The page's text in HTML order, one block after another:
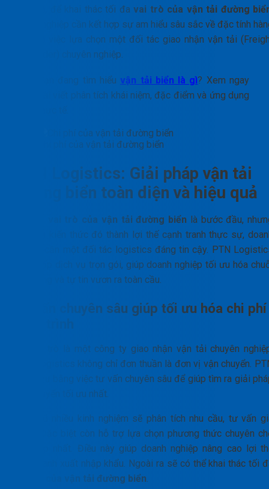
Tóm lại, để khai thác tối đavai trò của vận tải đường
doanh nghiệp cần kết hợp sự am hiểu sâu sắc về đặc tính
hóa với việc lựa chọn một đối tác giao nhận vận tải
Forwarder) chuyên nghiệp.
Bạn đang tìm hiểu vận tải biển là gì? Xem ngay
bài viết phân tích khái niệm, đặc điểm và ứng dụng
Chi phí của vận tải đường biển
PTN Logistics: Giải pháp vận tải
đường biển toàn diện và hiệu quả
vai trò của vận tải đường biển là bước đầu,
để biến kiến thức đó thành lợi thế cạnh tranh thực sự,
nghiệp cần một đối tác logistics đáng tin cậy. PTN
cung cấp dịch vụ trọn gói, giúp doanh nghiệp tối ưu hóa
cung ứng và tự tin vươn ra toàn cầu.
Tư vấn chuyên sâu giúp tối ưu hóa chi phí
Với vai trò là một công ty giao nhận vận tải chuyên
PTN Logistics không chỉ đơn thuần là đơn vị vận chuyển.
khởi đầu bằng việc tư vấn chuyên sâu để giúp tìm ra giải
vận chuyển tối ưu nhất.
Đội ngũ nhiều kinh nghiệm sẽ phân tích nhu cầu, tư vấn
cước. Đặc biệt còn hỗ trợ lựa chọn phương thức chuyên
phù hợp nhất. Điều này giúp doanh nghiệp nâng cao lợi
cạnh tranh xuất nhập khẩu. Ngoài ra sẽ có thể khai thác tối
vai trò của vận tải đường biển.